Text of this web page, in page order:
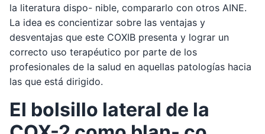
la literatura dispo- nible, compararlo con otros AINE.
La idea es concientizar sobre las ventajas y
desventajas que este COXIB presenta y lograr un
correcto uso terapéutico por parte de los
profesionales de la salud en aquellas patologías hacia
las que está dirigido.
El bolsillo lateral de la